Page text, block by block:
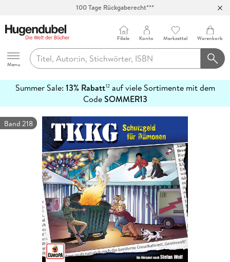
Hugendubel
Menu
Filiale Konto Merkzettel Warenkorb
Summer Sale: 13% Rabatt12auf viele Sortimente mit dem
CodeSOMMER13
erfahren
Band 218